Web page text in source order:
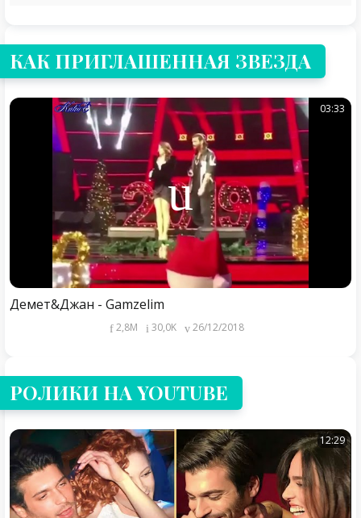
КАК ПРИГЛАШЕННАЯ ЗВЕЗДА
03:33
Демет&Джан - Gamzelim
2,8M 30,0K 26/12/2018
РОЛИКИ НА YOUTUBE
12:29